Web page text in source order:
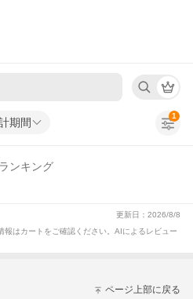
期間
1
ランキング
更新日：2026/8/8
はカートをご確認ください。 AIによるレビュー
ページ上部に戻る